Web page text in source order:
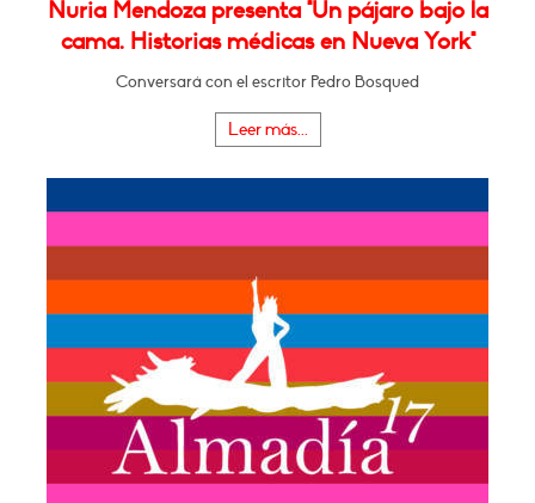
Nuria Mendoza presenta "Un pájaro bajo la
cama. Historias médicas en Nueva York"
Conversará con el escritor Pedro Bosqued
Leer más...